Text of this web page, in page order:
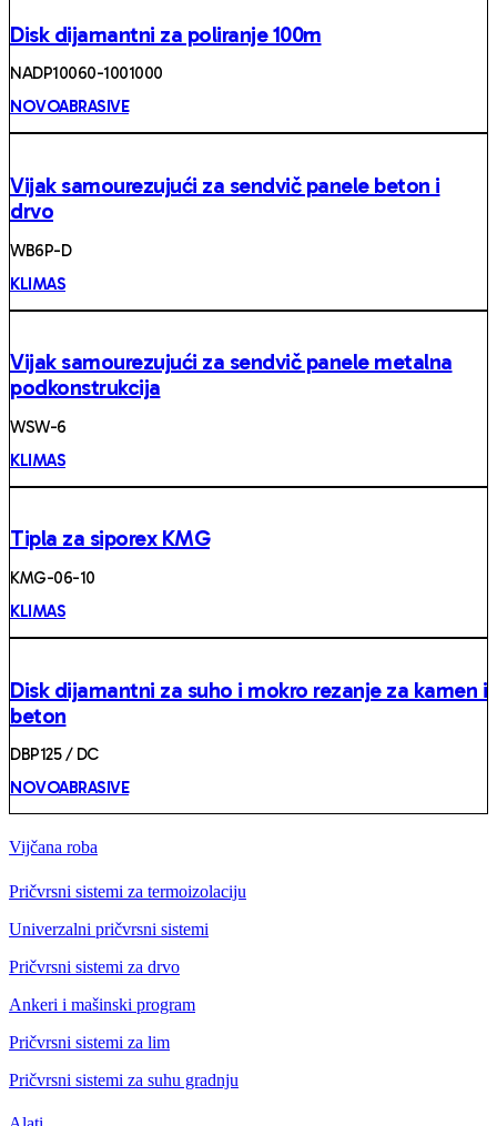
Disk dijamantni za poliranje 100m
NADP10060-1001000
NOVOABRASIVE
Vijak samourezujući za sendvič panele beton i
drvo
WB6P-D
KLIMAS
Vijak samourezujući za sendvič panele metalna
podkonstrukcija
WSW-6
KLIMAS
Tipla za siporex KMG
KMG-06-10
KLIMAS
Disk dijamantni za suho i mokro rezanje za kamen i
beton
DBP125 / DC
NOVOABRASIVE
Vijčana roba
Pričvrsni sistemi za termoizolaciju
Univerzalni pričvrsni sistemi
Pričvrsni sistemi za drvo
Ankeri i mašinski program
Pričvrsni sistemi za lim
Pričvrsni sistemi za suhu gradnju